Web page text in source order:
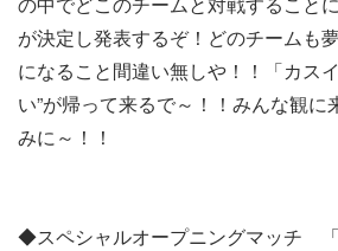
が決定し発表するぞ！どのチームも
になること間違い無しや！！「カス
い”が帰って来るで～！！みんな観に
みに～！！
◆スペシャルオープニングマッチ